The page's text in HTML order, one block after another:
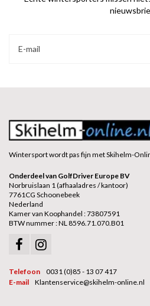
Wintersport wordt pas fijn met Skihelm-
Onderdeel van GolfDriver Europe BV
Norbruislaan 1 (afhaaladres / kantoor)
7761CG Schoonebeek
Nederland
Kamer van Koophandel : 73807591
BTW nummer : NL 8596.71.070.B01
Telefoon
0031 (0)85 - 13 07 417
E-mail
Klantenservice@skihelm-online.nl